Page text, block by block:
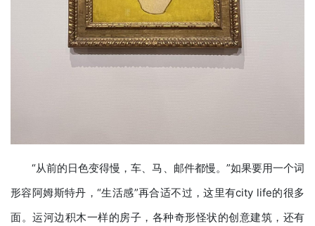
“从前的日色变得慢，车、马、邮件都慢。”如果要用一个词
形容阿姆斯特丹，“生活感”再合适不过，这里有city life的很多
面。运河边积木一样的房子，各种奇形怪状的创意建筑，还有